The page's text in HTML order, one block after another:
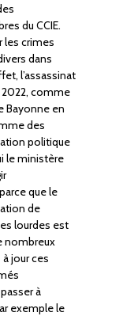
du CCIE.
les crimes
dans
l’assassinat
comme
Bayonne en
des
politique
le ministère
que le
de
lourdes est
nombreux
jour ces
à
exemple le